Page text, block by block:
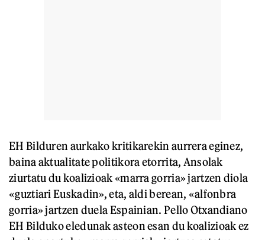
EH Bilduren aurkako kritikarekin aurrera eginez,
baina aktualitate politikora etorrita, Ansolak
ziurtatu du koalizioak «marra gorria» jartzen diola
«guztiari Euskadin», eta, aldi berean, «alfonbra
gorria» jartzen duela Espainian. Pello Otxandiano
EH Bilduko eledunak asteon esan du koalizioak ez